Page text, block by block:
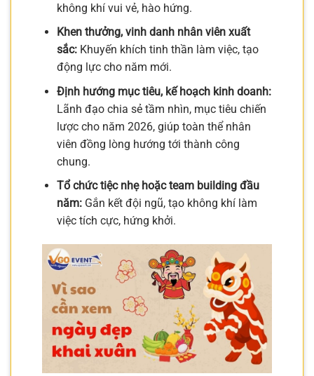
không khí vui vẻ, hào hứng.
Khen thưởng, vinh danh nhân viên xuất
sắc:Khuyến khích tinh thần làm việc, tạo
động lực cho năm mới.
Định hướng mục tiêu, kế hoạch kinh doanh:
Lãnh đạo chia sẻ tầm nhìn, mục tiêu chiến
lược cho năm 2026, giúp toàn thể nhân
viên đồng lòng hướng tới thành công
chung.
Tổ chức tiệc nhẹ hoặc team building đầu
năm:Gắn kết đội ngũ, tạo không khí làm
việc tích cực, hứng khởi.